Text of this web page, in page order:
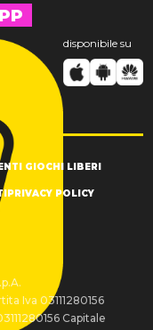
disponibile su
GIOCHI LIBERI
PRIVACY POLICY
Iva 03111280156
Capitale